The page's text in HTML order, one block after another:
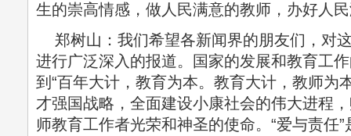
生的崇高情感，做人民满意的教师，办好人
郑树山：我们希望各新闻界的朋友们，对
进行广泛深入的报道。国家的发展和教育工
到“百年大计，教育为本。教育大计，教师为
才强国战略，全面建设小康社会的伟大进程
师教育工作者光荣和神圣的使命。“爱与责任